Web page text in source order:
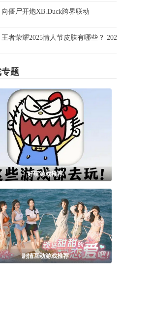
向僵尸开炮XB.Duck跨界联动
王者荣耀2025情人节皮肤有哪些？ 2025年情人节
题
好玩游戏推荐
剧情互动游戏推荐